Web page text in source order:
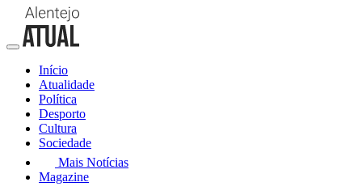
Início
Atualidade
Política
Desporto
Cultura
Sociedade
Mais Notícias
Magazine